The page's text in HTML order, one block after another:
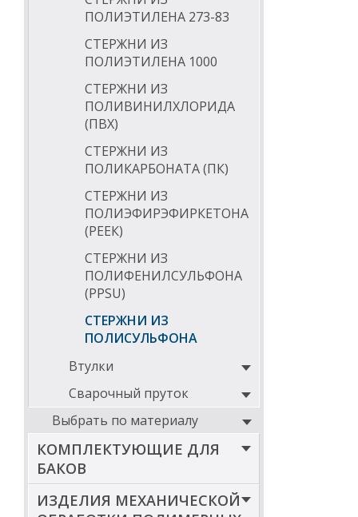
ПОЛИЭТИЛЕНА 273-83
СТЕРЖНИ ИЗ
ПОЛИЭТИЛЕНА 1000
СТЕРЖНИ ИЗ
ПОЛИВИНИЛХЛОРИДА
(ПВХ)
СТЕРЖНИ ИЗ
ПОЛИКАРБОНАТА (ПК)
СТЕРЖНИ ИЗ
ПОЛИЭФИРЭФИРКЕТОНА
(РЕЕК)
СТЕРЖНИ ИЗ
ПОЛИФЕНИЛСУЛЬФОНА
(PPSU)
СТЕРЖНИ ИЗ
ПОЛИСУЛЬФОНА
Втулки
Сварочный пруток
Выбрать по материалу
КОМПЛЕКТУЮЩИЕ ДЛЯ
БАКОВ
ИЗДЕЛИЯ МЕХАНИЧЕСКОЙ